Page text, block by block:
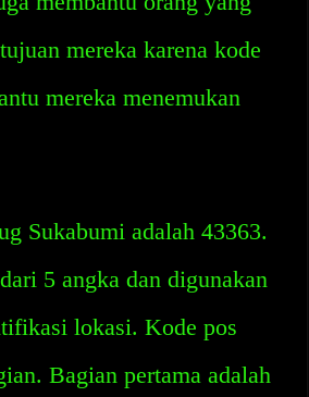
mereka karena kode
mereka menemukan
Sukabumi adalah 43363.
5 angka dan digunakan
lokasi. Kode pos
Bagian pertama adalah